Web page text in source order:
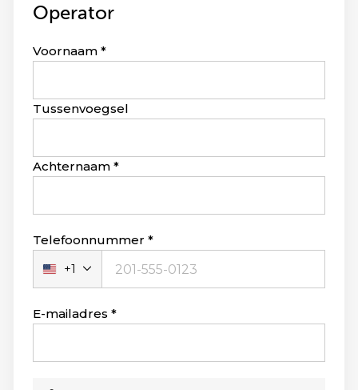
Operator
Leave
blank
Voornaam
Tussenvoegsel
Achternaam
Telefoonnummer
Verenigde
Staten
+1
+1
E-mailadres